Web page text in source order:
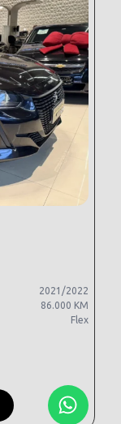
2021/2022
86.000 KM
Flex